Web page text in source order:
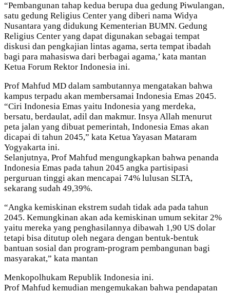
“Pembangunan tahap kedua berupa dua gedung Piwulangan,
satu gedung Religius Center yang diberi nama Widya
Nusantara yang didukung Kementerian BUMN. Gedung
Religius Center yang dapat digunakan sebagai tempat
diskusi dan pengkajian lintas agama, serta tempat ibadah
bagi para mahasiswa dari berbagai agama,’ kata mantan
Ketua Forum Rektor Indonesia ini.
Prof Mahfud MD dalam sambutannya mengatakan bahwa
kampus terpadu akan membersamai Indonesia Emas 2045.
“Ciri Indonesia Emas yaitu Indonesia yang merdeka,
bersatu, berdaulat, adil dan makmur. Insya Allah menurut
peta jalan yang dibuat pemerintah, Indonesia Emas akan
dicapai di tahun 2045,” kata Ketua Yayasan Mataram
Yogyakarta ini.
Selanjutnya, Prof Mahfud mengungkapkan bahwa penanda
Indonesia Emas pada tahun 2045 angka partisipasi
perguruan tinggi akan mencapai 74% lulusan SLTA,
sekarang sudah 49,39%.
“Angka kemiskinan ekstrem sudah tidak ada pada tahun
2045. Kemungkinan akan ada kemiskinan umum sekitar 2%
yaitu mereka yang penghasilannya dibawah 1,90 US dolar
tetapi bisa ditutup oleh negara dengan bentuk-bentuk
bantuan sosial dan program-program pembangunan bagi
masyarakat,” kata mantan
Menkopolhukam Republik Indonesia ini.
Prof Mahfud kemudian mengemukakan bahwa pendapatan